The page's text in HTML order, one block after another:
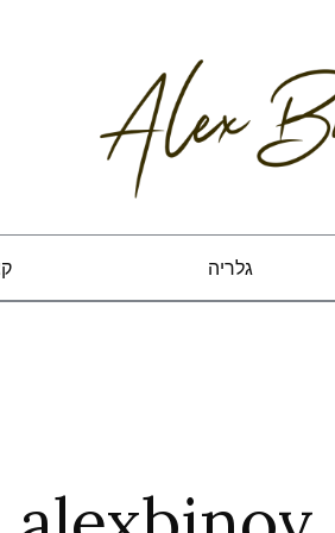
גלריה